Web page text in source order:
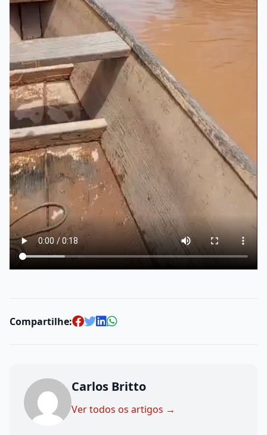
Compartilhe:
Carlos Britto
Ver todos os artigos →